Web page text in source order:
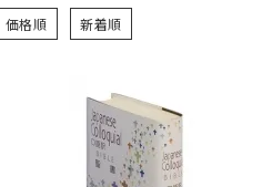
価格順 新着順